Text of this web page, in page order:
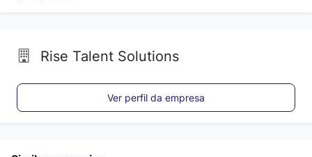
Rise Talent Solutions
Ver perfil da empresa